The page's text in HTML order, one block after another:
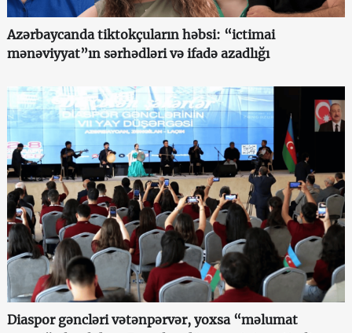
Azərbaycanda tiktokçuların həbsi: “ictimai
mənəviyyat”ın sərhədləri və ifadə azadlığı
Diaspor gəncləri vətənpərvər, yoxsa “məlumat